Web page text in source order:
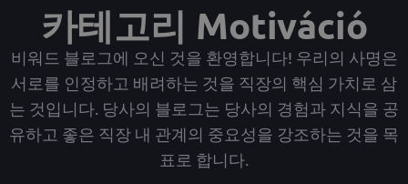
PL
카테고리 Motiváció
비워드 블로그에 오신 것을 환영합니다! 우리의 사명은
서로를 인정하고 배려하는 것을 직장의 핵심 가치로 삼
는 것입니다. 당사의 블로그는 당사의 경험과 지식을 공
유하고 좋은 직장 내 관계의 중요성을 강조하는 것을 목
표로 합니다.